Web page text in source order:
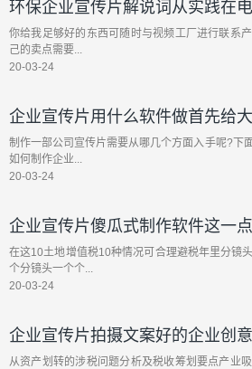
环保企业宣传片解说词从实践在电
你给我足够好的东西可随时与视频工厂进行联系
己的卖点需要...
20-03-24
企业宣传片用什么软件做首先给大
制作一部公司宣传片需要从哪几个方面入手呢?下
如何制作企业...
20-03-24
企业宣传片傻瓜式制作软件这一点
在这10土地增值税10种情况可合理避税年里分镜
个分镜头一个个...
20-03-24
企业宣传片拍摄文案好的企业创意
从资产划转的涉税问题分析及税收筹划要点产业